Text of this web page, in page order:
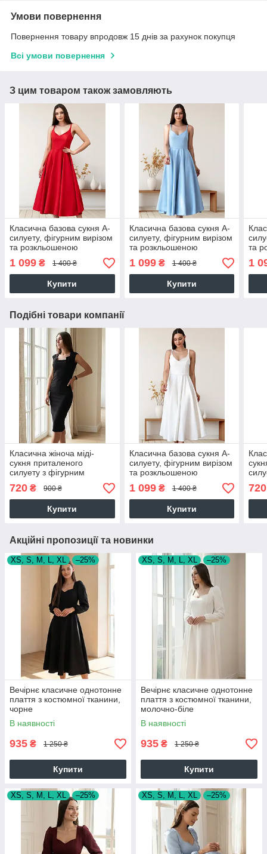
Умови повернення
Повернення товару впродовж 15 днів за рахунок покупця
Всі умови повернення
З цим товаром також замовляють
Класична базова сукня А-
силуету, фігурним вирізом
та розкльошеною
спідницею, червоне
1 099 ₴ 1 400 ₴
Купити
Класична базова сукня А-
силуету, фігурним вирізом
та розкльошеною
спідницею, блакитне
1 099₴ 1 400 ₴
Купити
та
1
Подібні товари компанії
Класична жіноча міді-
сукня приталеного
силуету з фігурним
720 ₴ 900 ₴
Купити
Класична базова сукня А-
силуету, фігурним вирізом
та розкльошеною
спідницею, молочно-біле
1 099₴ 1 400 ₴
Купити
720
Акційні пропозиції та новинки
XS, S, M, L, XL –25%
Вечірнє класичне однотонне
плаття з костюмної тканини,
чорне
В наявності
935 ₴ 1 250 ₴
Купити
XS, S, M, L, XL –25%
Вечірнє класичне однотонне
плаття з костюмної тканини,
молочно-біле
В наявності
935 ₴ 1 250 ₴
Купити
XS, S, M, L, XL –25% XS, S, M, L, XL –25%